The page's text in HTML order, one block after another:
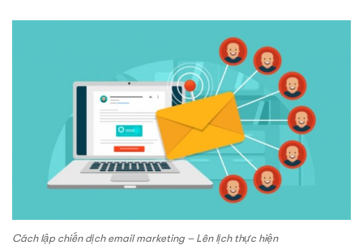
Cách lập chiến dịch email marketing – Lên lịch thực hiện